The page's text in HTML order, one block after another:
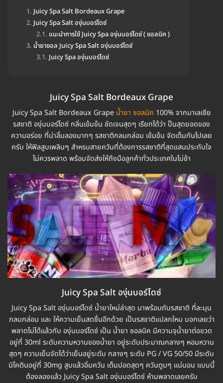
Juicy Spa Salt Bordeaux Grape
Juicy Spa Salt องุ่นบอร์โดซ์
แนะนำการใช้ Juicy Spa องุ่นบอร์โดซ์ ( ซอลนิค )
น้ำยาซอล Juicy Spa Salt องุ่นบอร์โดซ์
Juicy Spa องุ่นบอร์โดซ์
Juicy Spa Salt Bordeaux Grape
Juicy Spa Salt Bordeaux Grape น้ำยา ซอลนิค 100% จากมาเลเซีย
รสชาติ องุ่นบอร์โดซ์ กลิ่นเข้มข้น ชัดเจนสุดๆ เรียกได้ว่า ป็นสุดยอดของ
ความอร่อย ที่น่าลิ้มลองมากๆ รสชาติกลมกล่อม เข้มข้น จัดเต็มกันไปเลย
ครับ ให้ฟิลสูบเพลินๆ สำหรบสายควันที่ต้องการรสชาติที่สุดแสนประทับใจ
ไม่ควรพลาด พร้อมจัดส่งให้ถึงมือลูกค้าทั่วประเทศในไม่ช้า
Juicy Spa Salt องุ่นบอร์โดซ์
Juicy Spa Salt องุ่นบอร์โดซ์ น้ำยาใหม่ล่าสุด มาพร้อมกับรสชาติ ที่ละมุน
กลมกล่อม และ ให้ความเย็นสดชื่นอีกด้วย เป็นรสชาติแปลกใหม บอกเลยว่า
พลาดไม่ได้แล้วกับ องุ่นบอร์โดซ์ เป็น น้ำยา ซอลนิค มีความจุน้ำยาต่อขวด
อยู่ที่ 30ml ระดับความหวานของน้ำยา อยูุ่ระดับประมาณกลางๆ หอมหวาน
สุดๆ ความเย็นจัดได้ว่าเย็นอยู่ระดับ กลางๆ ระดับ PG / VG 50/50 มีระดับ
นิโคตินอยู่ที่ 30mg สูบแล้วอิ่มควัน เต็มปอดสุดๆ ควันตูมๆ แน่นอน แบบนี้
ต้องลองแล้ว Juicy Spa Salt องุ่นบอร์โดซ์ ห้ามพลาดเลยครับ